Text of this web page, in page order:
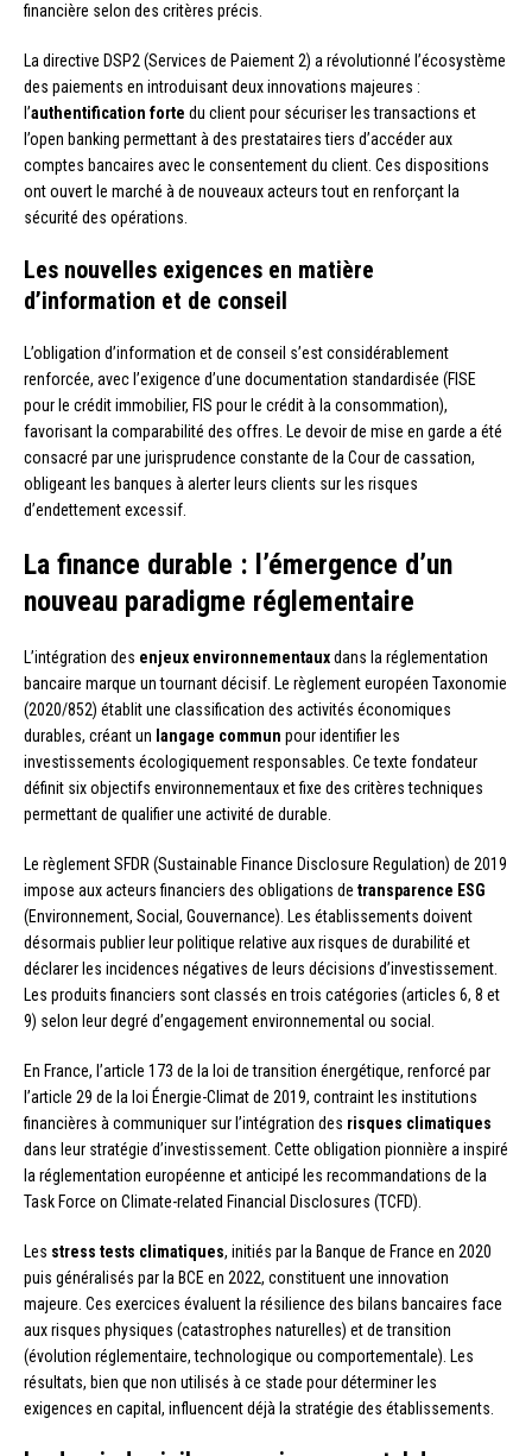
financière selon des critères précis.
La directive DSP2 (Services de Paiement 2) a révolutionné l’écosystème
des paiements en introduisant deux innovations majeures :
l’authentification forte du client pour sécuriser les transactions et
l’open banking permettant à des prestataires tiers d’accéder aux
comptes bancaires avec le consentement du client. Ces dispositions
ont ouvert le marché à de nouveaux acteurs tout en renforçant la
sécurité des opérations.
Les nouvelles exigences en matière
d’information et de conseil
L’obligation d’information et de conseil s’est considérablement
renforcée, avec l’exigence d’une documentation standardisée (FISE
pour le crédit immobilier, FIS pour le crédit à la consommation),
favorisant la comparabilité des offres. Le devoir de mise en garde a été
consacré par une jurisprudence constante de la Cour de cassation,
obligeant les banques à alerter leurs clients sur les risques
d’endettement excessif.
La finance durable : l’émergence d’un
nouveau paradigme réglementaire
L’intégration des enjeux environnementauxdans la réglementation
bancaire marque un tournant décisif. Le règlement européen Taxonomie
(2020/852) établit une classification des activités économiques
durables, créant un langage commun pour identifier les
investissements écologiquement responsables. Ce texte fondateur
définit six objectifs environnementaux et fixe des critères techniques
permettant de qualifier une activité de durable.
Le règlement SFDR (Sustainable Finance Disclosure Regulation) de 2019
impose aux acteurs financiers des obligations de transparence ESG
(Environnement, Social, Gouvernance). Les établissements doivent
désormais publier leur politique relative aux risques de durabilité et
déclarer les incidences négatives de leurs décisions d’investissement.
Les produits financiers sont classés en trois catégories (articles 6, 8 et
9) selon leur degré d’engagement environnemental ou social.
En France, l’article 173 de la loi de transition énergétique, renforcé par
l’article 29 de la loi Énergie-Climat de 2019, contraint les institutions
financières à communiquer sur l’intégration des risques climatiques
dans leur stratégie d’investissement. Cette obligation pionnière a inspiré
la réglementation européenne et anticipé les recommandations de la
Task Force on Climate-related Financial Disclosures (TCFD).
Les stress tests climatiques, initiés par la Banque de France en 2020
puis généralisés par la BCE en 2022, constituent une innovation
majeure. Ces exercices évaluent la résilience des bilans bancaires face
aux risques physiques (catastrophes naturelles) et de transition
(évolution réglementaire, technologique ou comportementale). Les
résultats, bien que non utilisés à ce stade pour déterminer les
exigences en capital, influencent déjà la stratégie des établissements.